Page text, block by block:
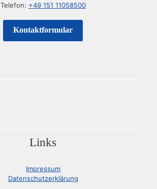
Telefon: +49 151 11058500
Kontaktformular
Links
Impressum
Datenschutzerklärung